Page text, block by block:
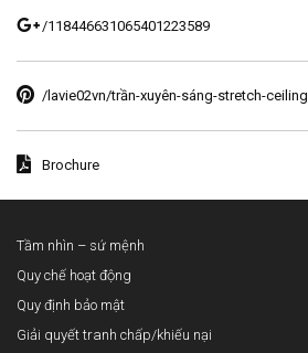
/118446631065401223589
/lavie02vn/trần-xuyên-sáng-stretch-ceiling
Brochure
Tầm nhìn – sứ mệnh
Quy chế hoạt động
Quy định bảo mật
Giải quyết tranh chấp/khiếu nại